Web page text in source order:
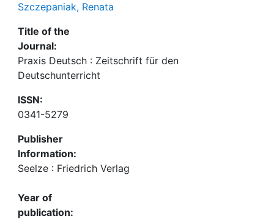
Szczepaniak, Renata
Title of the
Journal:
Praxis Deutsch : Zeitschrift für den
Deutschunterricht
ISSN:
0341-5279
Publisher
Information:
Seelze : Friedrich Verlag
Year of
publication: